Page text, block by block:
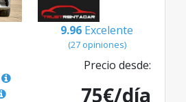
9.96 Excelente
(27 opiniones)
Precio desde:
75€/día